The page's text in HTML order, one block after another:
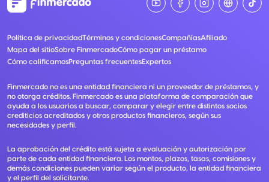
Política de privacidadTérminos y condicionesCompañíasAfiliado
Mapa del sitioSobre FinmercadoCómo pagar un préstamo
Cómo calificamosPreguntas frecuentesExpertos
Finmercado no es una entidad financiera ni un proveedor de préstamos, y
no otorga créditos. Finmercado es una plataforma de comparación que
ayuda a los usuarios a buscar, comparar y elegir entre distintos socios
crediticios acreditados y otros productos financieros, según sus
necesidades y perfil.
La aprobación del crédito está sujeta a evaluación y autorización por
parte de cada entidad financiera. Los montos, plazos, tasas, comisiones y
demás condiciones pueden variar según el producto, la entidad financiera
y el perfil del solicitante.